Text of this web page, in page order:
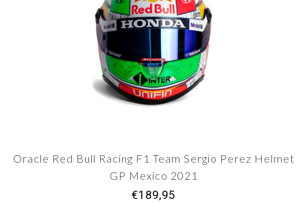
Oracle Red Bull Racing F1 Team Sergio Perez Helmet
GP Mexico 2021
€189,95